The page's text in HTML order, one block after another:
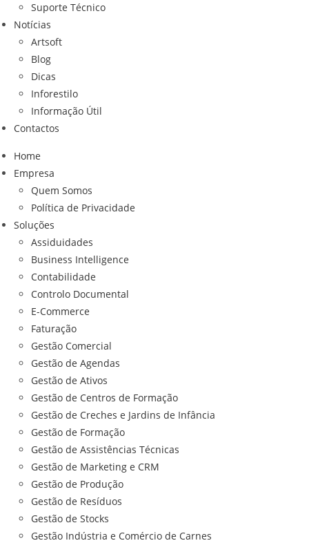
Suporte Técnico
Notícias
Artsoft
Blog
Dicas
Inforestilo
Informação Útil
Contactos
Home
Empresa
Quem Somos
Política de Privacidade
Soluções
Assiduidades
Business Intelligence
Contabilidade
Controlo Documental
E-Commerce
Faturação
Gestão Comercial
Gestão de Agendas
Gestão de Ativos
Gestão de Centros de Formação
Gestão de Creches e Jardins de Infância
Gestão de Formação
Gestão de Assistências Técnicas
Gestão de Marketing e CRM
Gestão de Produção
Gestão de Resíduos
Gestão de Stocks
Gestão Indústria e Comércio de Carnes